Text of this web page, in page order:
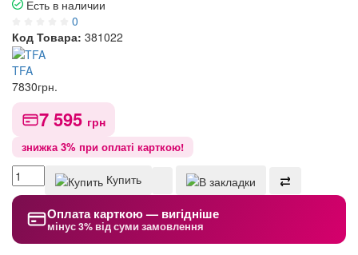
Есть в наличии
0
Код Товара: 381022
TFA
7830грн.
7 595 грн
знижка 3% при оплаті карткою!
Купить
Оплата карткою — вигідніше
мінус 3% від суми замовлення